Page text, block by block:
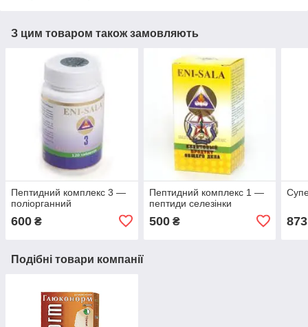
З цим товаром також замовляють
Пептидний комплекс 3 —
поліорганний
600 ₴
Пептидний комплекс 1 —
пептиди селезінки
500₴ 873
Подібні товари компанії